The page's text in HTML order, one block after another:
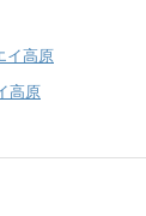
イ高原
高原